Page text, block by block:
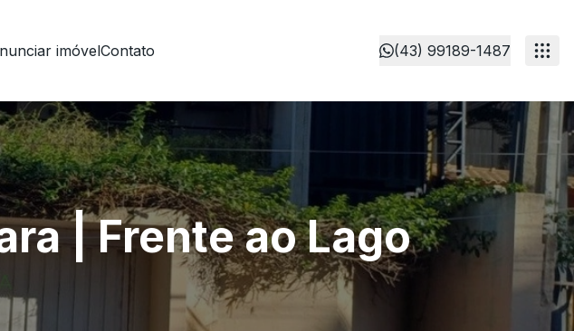
imóvelContato (43) 99189-1487
| Frente ao Lago